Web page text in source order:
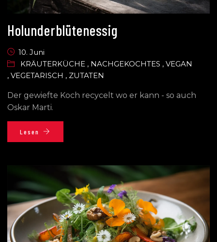
Holunderblütenessig
10. Juni
KRÄUTERKÜCHE , NACHGEKOCHTES , VEGAN
, VEGETARISCH , ZUTATEN
Der gewiefte Koch recycelt wo er kann - so auch
Oskar Marti.
Lesen